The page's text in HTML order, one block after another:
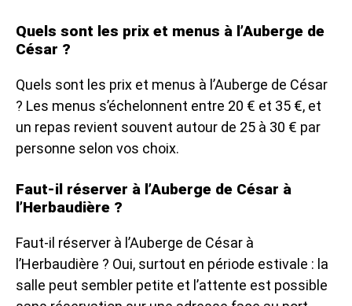
Quels sont les prix et menus à l’Auberge de
César ?
Quels sont les prix et menus à l’Auberge de César
? Les menus s’échelonnent entre 20 € et 35 €, et
un repas revient souvent autour de 25 à 30 € par
personne selon vos choix.
Faut-il réserver à l’Auberge de César à
l’Herbaudière ?
Faut-il réserver à l’Auberge de César à
l’Herbaudière ? Oui, surtout en période estivale : la
salle peut sembler petite et l’attente est possible